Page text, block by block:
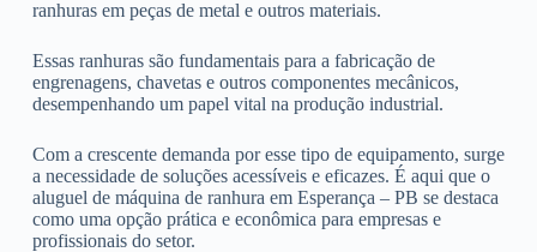
ranhuras em peças de metal e outros materiais.
Essas ranhuras são fundamentais para a fabricação de
engrenagens, chavetas e outros componentes mecânicos,
desempenhando um papel vital na produção industrial.
Com a crescente demanda por esse tipo de equipamento, surge
a necessidade de soluções acessíveis e eficazes. É aqui que o
aluguel de máquina de ranhura em Esperança – PB se destaca
como uma opção prática e econômica para empresas e
profissionais do setor.